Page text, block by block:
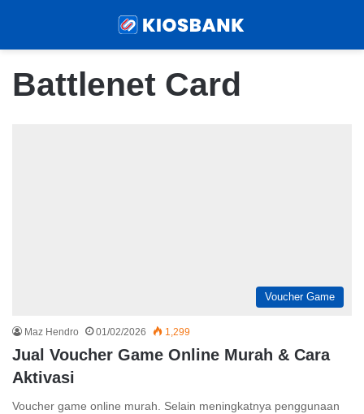
Battlenet Card
Voucher Game
Maz Hendro 01/02/2026 1,299
Jual Voucher Game Online Murah & Cara
Aktivasi
Voucher game online murah. Selain meningkatnya penggunaan